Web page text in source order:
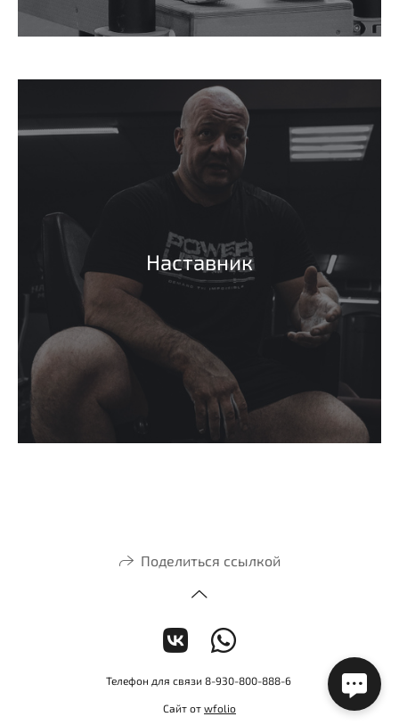
Наставник
Поделиться ссылкой
Телефон для связи 8-930-800-888-6
Сайт от wfolio